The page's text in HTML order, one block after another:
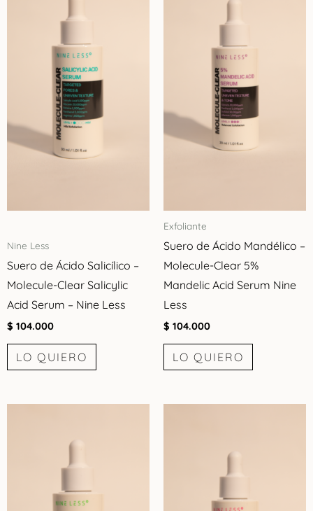
Nine Less
Suero de Ácido Salicílico –
Molecule-Clear Salicylic
Acid Serum – Nine Less
$ 104.000
LO QUIERO
Exfoliante
Suero de Ácido Mandélico –
Molecule-Clear 5%
Mandelic Acid Serum Nine
Less
$ 104.000
LO QUIERO